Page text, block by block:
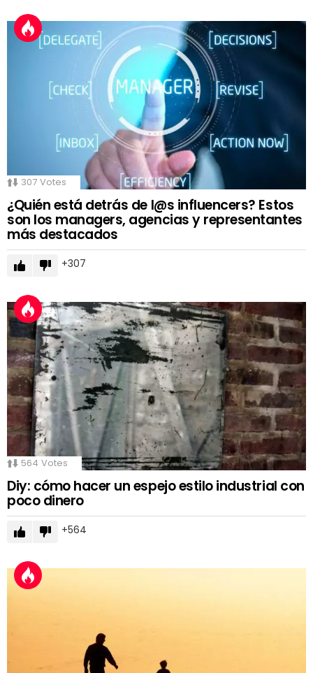
307 Votes
¿Quién está detrás de l@s influencers? Estos
son los managers, agencias y representantes
más destacados
307
564 Votes
Diy: cómo hacer un espejo estilo industrial con
poco dinero
564